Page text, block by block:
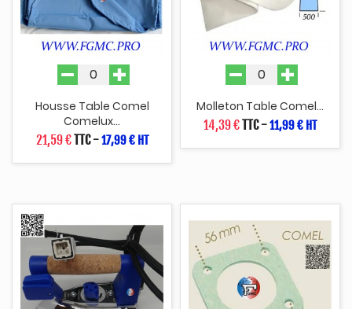
Housse Table Comel
Comelux...
21,59 €TTC-17,99 € HT
Molleton Table Comel...
14,39 €TTC-11,99 € HT